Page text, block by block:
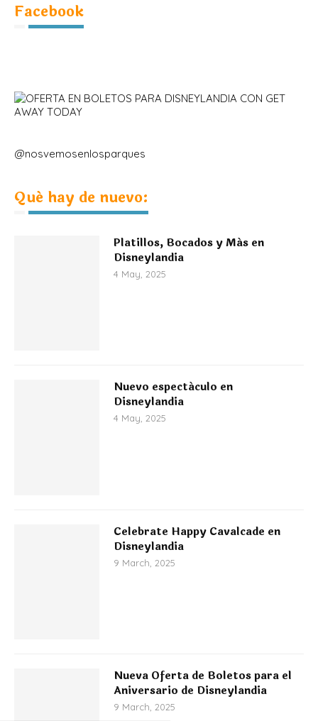
Facebook
@nosvemosenlosparques
Qué hay de nuevo:
Platillos, Bocados y Más en
Disneylandia
4 May, 2025
Nuevo espectáculo en
Disneylandia
4 May, 2025
Celebrate Happy Cavalcade en
Disneylandia
9 March, 2025
Nueva Oferta de Boletos para el
Aniversario de Disneylandia
9 March, 2025